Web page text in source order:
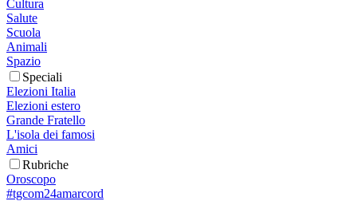
Cultura
Salute
Scuola
Animali
Spazio
Speciali
Elezioni Italia
Elezioni estero
Grande Fratello
L'isola dei famosi
Amici
Rubriche
Oroscopo
#tgcom24amarcord